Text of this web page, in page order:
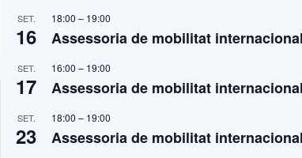
SET.
16
18:00 – 19:00
Assessoria de mobilitat
SET.
17
16:00 – 19:00
Assessoria de mobilitat
SET.
23
18:00 – 19:00
Assessoria de mobilitat